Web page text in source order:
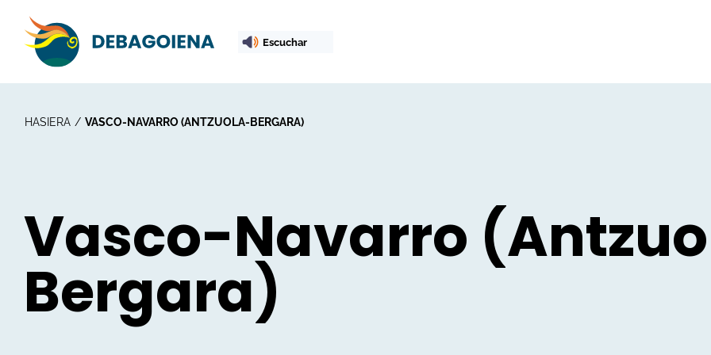
Escuchar
HASIERA VASCO-NAVARRO (ANTZUOLA-BERGARA)
Vasco-Navarro
Bergara)